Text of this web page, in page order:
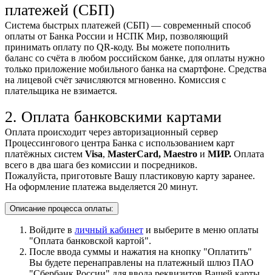
платежей (СБП)
Система быстрых платежей (СБП) — современный способ
оплаты от Банка России и НСПК Мир, позволяющий
принимать оплату по QR-коду. Вы можете пополнить
баланс со счёта в любом российском банке, для оплаты нужно
только приложение мобильного банка на смартфоне. Средства
на лицевой счёт зачисляются мгновенно. Комиссия с
плательщика не взимается.
2. Оплата банковскими картами
Оплата происходит через авторизационный сервер
Процессингового центра Банка с использованием карт
платёжных систем Visa, MasterCard, Maestro и МИР. Оплата
всего в два шага без комиссии и посредников.
Пожалуйста, приготовьте Вашу пластиковую карту заранее.
На оформление платежа выделяется 20 минут.
Описание процесса оплаты:
Войдите в личный кабинет и выберите в меню оплаты
"Оплата банковской картой".
После ввода суммы и нажатия на кнопку "Оплатить"
Вы будете перенаправлены на платежный шлюз ПАО